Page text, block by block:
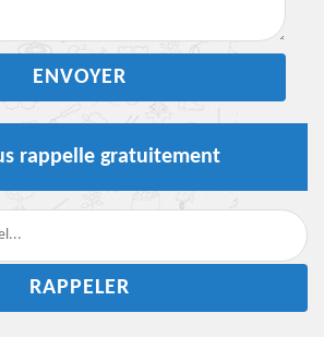
rappelle gratuitement